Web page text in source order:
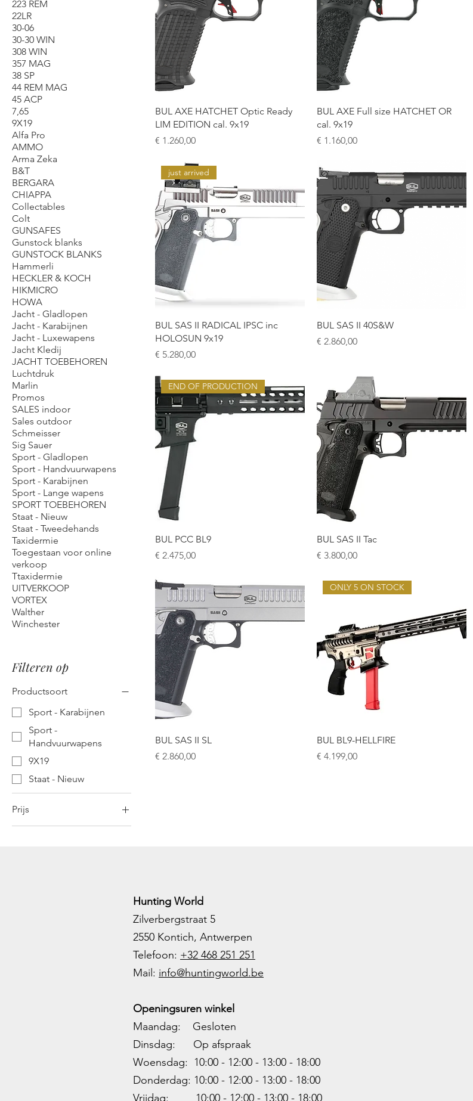
223 REM
22LR
30-06
30-30 WIN
308 WIN
357 MAG
38 SP
44 REM MAG
45 ACP
7,65
9X19
Alfa Pro
AMMO
Arma Zeka
B&T
BERGARA
CHIAPPA
Collectables
Colt
GUNSAFES
Gunstock blanks
GUNSTOCK BLANKS
Hammerli
HECKLER & KOCH
HIKMICRO
HOWA
Jacht - Gladlopen
Jacht - Karabijnen
Jacht - Luxewapens
Jacht Kledij
JACHT TOEBEHOREN
Luchtdruk
Marlin
Promos
SALES indoor
Sales outdoor
Schmeisser
Sig Sauer
Sport - Gladlopen
Sport - Handvuurwapens
Sport - Karabijnen
Sport - Lange wapens
SPORT TOEBEHOREN
Staat - Nieuw
Staat - Tweedehands
Taxidermie
Toegestaan voor online
verkoop
Ttaxidermie
UITVERKOOP
VORTEX
Walther
Winchester
Filteren op
Productsoort
Sport - Karabijnen
Sport -
Handvuurwapens
9X19
Staat - Nieuw
Prijs
BUL AXE HATCHET Optic Ready
LIM EDITION cal. 9x19
Prijs
€ 1.260,00
BUL AXE Full size HATCHET OR
cal. 9x19
Prijs
€ 1.160,00
just arrived
BUL SAS II RADICAL IPSC inc
HOLOSUN 9x19
Prijs
€ 5.280,00
BUL SAS II 40S&W
Prijs
€ 2.860,00
END OF PRODUCTION
BUL PCC BL9
Prijs
€ 2.475,00
BUL SAS II Tac
Prijs
€ 3.800,00
BUL SAS II SL
Prijs
€ 2.860,00
ONLY 5 ON STOCK
BUL BL9-HELLFIRE
Prijs
€ 4.199,00
Hunting World
Zilverbergstraat 5
2550 Kontich, Antwerpen
Telefoon: +32 468 251 251
Mail: info@huntingworld.be
Openingsuren winkel
Maandag: Gesloten
Dinsdag: Op afspraak
Woensdag: 10:00 - 12:00 - 13:00 - 18:00
Donderdag: 10:00 - 12:00 - 13:00 - 18:00
Vrijdag: 10:00 - 12:00 - 13:00 - 18:00